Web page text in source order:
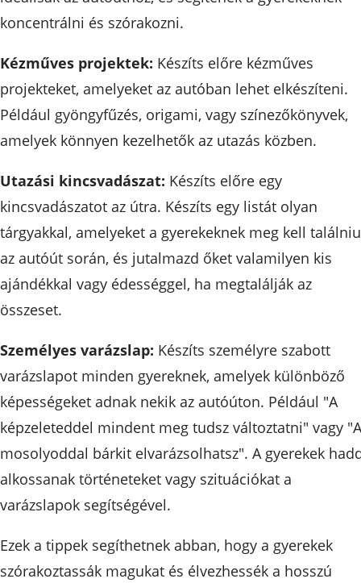
koncentrálni és szórakozni.
Kézműves projektek: Készíts előre kézműves
projekteket, amelyeket az autóban lehet elkészíteni.
Például gyöngyfűzés, origami, vagy színezőkönyvek,
amelyek könnyen kezelhetők az utazás közben.
Utazási kincsvadászat: Készíts előre egy
kincsvadászatot az útra. Készíts egy listát olyan
tárgyakkal, amelyeket a gyerekeknek meg kell
az autóút során, és jutalmazd őket valamilyen kis
ajándékkal vagy édességgel, ha megtalálják az
összeset.
Személyes varázslap: Készíts személyre szabott
varázslapot minden gyereknek, amelyek különböző
képességeket adnak nekik az autóúton. Például "A
képzeleteddel mindent meg tudsz változtatni" vagy "A
mosolyoddal bárkit elvarázsolhatsz". A gyerekek
alkossanak történeteket vagy szituációkat a
varázslapok segítségével.
Ezek a tippek segíthetnek abban, hogy a gyerekek
szórakoztassák magukat és élvezhessék a hosszú